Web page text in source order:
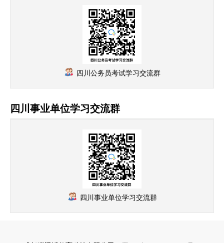
四川公务员考试学习交流群
四川事业单位学习交流群
四川事业单位学习交流群